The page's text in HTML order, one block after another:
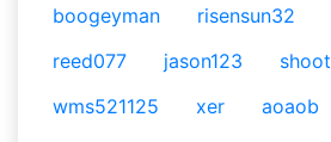
boogeyman
risensun32
reed077
jason123
wms521125
xer aoaob